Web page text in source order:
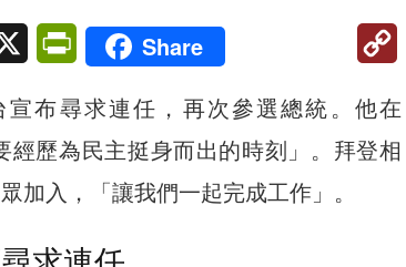
X PrintFriendly
Share
布尋求連任，再次參選總統。他在
歷為民主挺身而出的時刻」。拜登相
加入，「讓我們一起完成工作」。